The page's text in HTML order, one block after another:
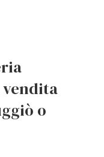
o